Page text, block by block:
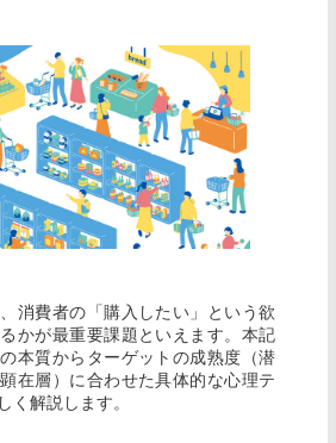
消費者の「購入したい」という欲
かが最重要課題といえます。本記
本質からターゲットの成熟度（潜
在層）に合わせた具体的な心理テ
く解説します。